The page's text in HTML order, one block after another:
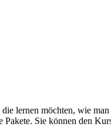
lernen möchten, wie
Sie können den